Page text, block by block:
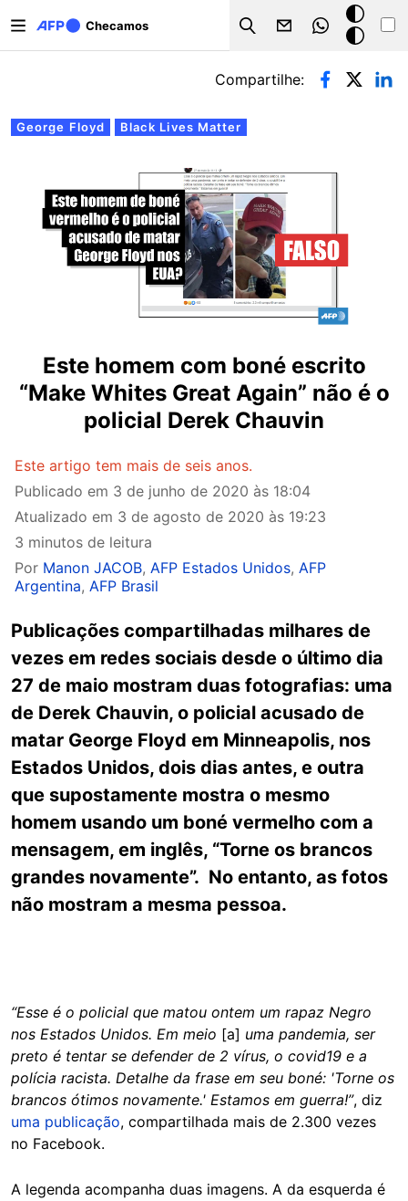
Checamos
Search
Modo
escuro
Abas primárias
George Floyd Black Lives Matter
Compartilhe:
Este homem com boné escrito
“Make Whites Great Again” não é o
policial Derek Chauvin
Este artigo tem mais de seis anos.
Publicado em 3 de junho de 2020 às 18:04
Atualizado em 3 de agosto de 2020 às 19:23
3 minutos de leitura
Por Manon JACOB, AFP Estados Unidos, AFP
Argentina, AFP Brasil
Publicações compartilhadas milhares de
vezes em redes sociais desde o último dia
27 de maio mostram duas fotografias: uma
de Derek Chauvin, o policial acusado de
matar George Floyd em Minneapolis, nos
Estados Unidos, dois dias antes, e outra
que supostamente mostra o mesmo
homem usando um boné vermelho com a
mensagem, em inglês, “Torne os brancos
grandes novamente”. No entanto, as fotos
não mostram a mesma pessoa.
“Esse é o policial que matou ontem um rapaz Negro
nos Estados Unidos. Em meio [a] uma pandemia, ser
preto é tentar se defender de 2 vírus, o covid19 e a
polícia racista. Detalhe da frase em seu boné: 'Torne os
brancos ótimos novamente.' Estamos em guerra!”, diz
uma publicação, compartilhada mais de 2.300 vezes
no Facebook.
A legenda acompanha duas imagens. A da esquerda é